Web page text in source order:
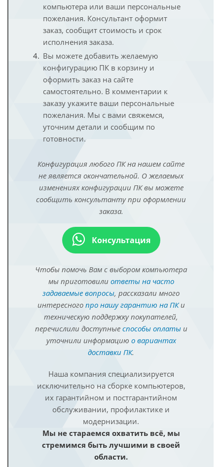
компьютера или ваши персональные
пожелания. Консультант оформит
заказ, сообщит стоимость и срок
исполнения заказа.
Вы можете добавить желаемую
конфигурацию ПК в корзину и
оформить заказ на сайте
самостоятельно. В комментарии к
заказу укажите ваши персональные
пожелания. Мы с вами свяжемся,
уточним детали и сообщим по
готовности.
Конфигурация любого ПК на нашем сайте
не является окончательной. О желаемых
изменениях конфигурации ПК вы можете
сообщить консультанту при оформлении
заказа.
Консультация
Чтобы помочь Вам с выбором компьютера
мы приготовили ответы на часто
задаваемые вопросы, рассказали много
интересного про нашу гарантию на ПКи
техническую поддержку покупателей,
перечислили доступные способы оплатыи
уточнили информацию о вариантах
доставки ПК.
Наша компания специализируется
исключительно на сборке компьютеров,
их гарантийном и постгарантийном
обслуживании, профилактике и
модернизации.
Мы не стараемся охватить всё, мы
стремимся быть лучшими в своей
области.